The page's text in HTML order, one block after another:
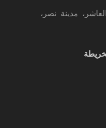
مدينة نصر،